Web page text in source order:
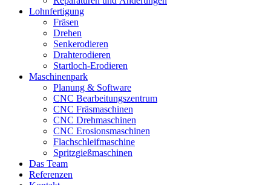
Lohnfertigung
Fräsen
Drehen
Senkerodieren
Drahterodieren
Startloch-Erodieren
Maschinenpark
Planung & Software
CNC Bearbeitungszentrum
CNC Fräsmaschinen
CNC Drehmaschinen
CNC Erosionsmaschinen
Flachschleifmaschine
Spritzgießmaschinen
Das Team
Referenzen